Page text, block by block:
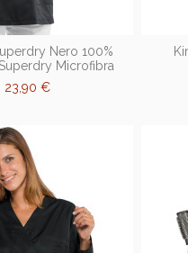
Nero 100%
Microfibra
23,90 €